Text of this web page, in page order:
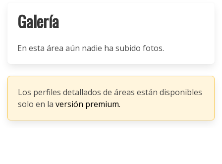
Galería
En esta área aún nadie ha subido fotos.
Los perfiles detallados de áreas están disponibles
solo en la versión premium.